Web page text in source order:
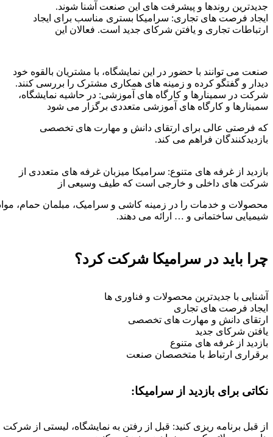
جدیدترین روندها و پیشرفت های این صنعت آشنا شوند.
ایجاد فرصت های تجاری: سرامیکا بستری مناسب برای ایجاد
ارتباطات تجاری و یافتن شرکای جدید است. فعالان این
صنعت می توانند با حضور در این نمایشگاه، با مشتریان بالقوه خود
دیدار و گفتگو کرده و زمینه های همکاری مشترک را بررسی کنند.
شرکت در سمینارها و کارگاه های آموزشی: در حاشیه نمایشگاه،
سمینارها و کارگاه های آموزشی متعددی برگزار می شود
که فرصتی عالی برای ارتقای دانش و مهارت های تخصصی
بازدیدکنندگان فراهم می کند.
بازدید از غرفه های متنوع: سرامیکا میزبان غرفه های متعددی از
شرکت های داخلی و خارجی است که طیف وسیعی از
محصولات و خدمات را در زمینه کاشی و سرامیک، مبلمان حمام، مواد
شیمیایی ساختمانی و … ارائه می دهند.
چرا باید در سرامیکا شرکت کرد؟
آشنایی با جدیدترین محصولات و فناوری ها
ایجاد فرصت های تجاری
ارتقای دانش و مهارت های تخصصی
یافتن شرکای جدید
بازدید از غرفه های متنوع
برقراری ارتباط با متخصصان صنعت
نکاتی برای بازدید از سرامیکا:
از قبل برنامه ریزی کنید: قبل از رفتن به نمایشگاه، لیستی از شرکت